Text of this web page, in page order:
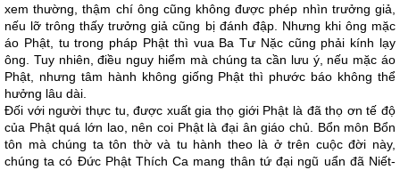
xem thường, thậm chí ông cũng không được phép nhìn trưởng giả,
nếu lỡ trông thấy trưởng giả cũng bị đánh đập. Nhưng khi ông mặc
áo Phật, tu trong pháp Phật thì vua Ba Tư Nặc cũng phải kính lạy
ông. Tuy nhiên, điều nguy hiểm mà chúng ta cần lưu ý, nếu mặc áo
Phật, nhưng tâm hành không giống Phật thì phước báo không thể
hưởng lâu dài.
Đối với người thực tu, được xuất gia thọ giới Phật là đã thọ ơn tế độ
của Phật quá lớn lao, nên coi Phật là đại ân giáo chủ. Bổn môn Bổn
tôn mà chúng ta tôn thờ và tu hành theo là ở trên cuộc đời này,
chúng ta có Đức Phật Thích Ca mang thân tứ đại ngũ uẩn đã Niết-